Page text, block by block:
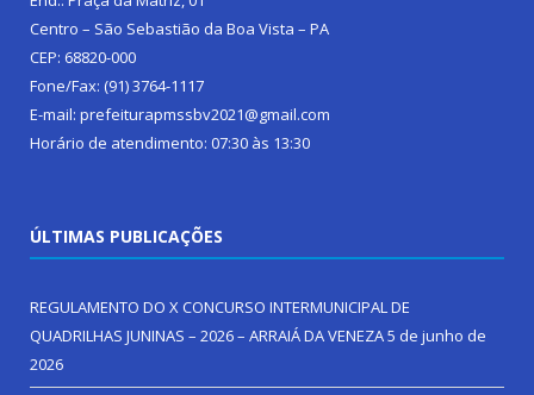
Centro – São Sebastião da Boa Vista – PA
CEP: 68820-000
Fone/Fax: (91) 3764-1117
E-mail: prefeiturapmssbv2021@gmail.com
Horário de atendimento: 07:30 às 13:30
ÚLTIMAS PUBLICAÇÕES
REGULAMENTO DO X CONCURSO INTERMUNICIPAL DE
QUADRILHAS JUNINAS – 2026 – ARRAIÁ DA VENEZA5 de junho de
2026